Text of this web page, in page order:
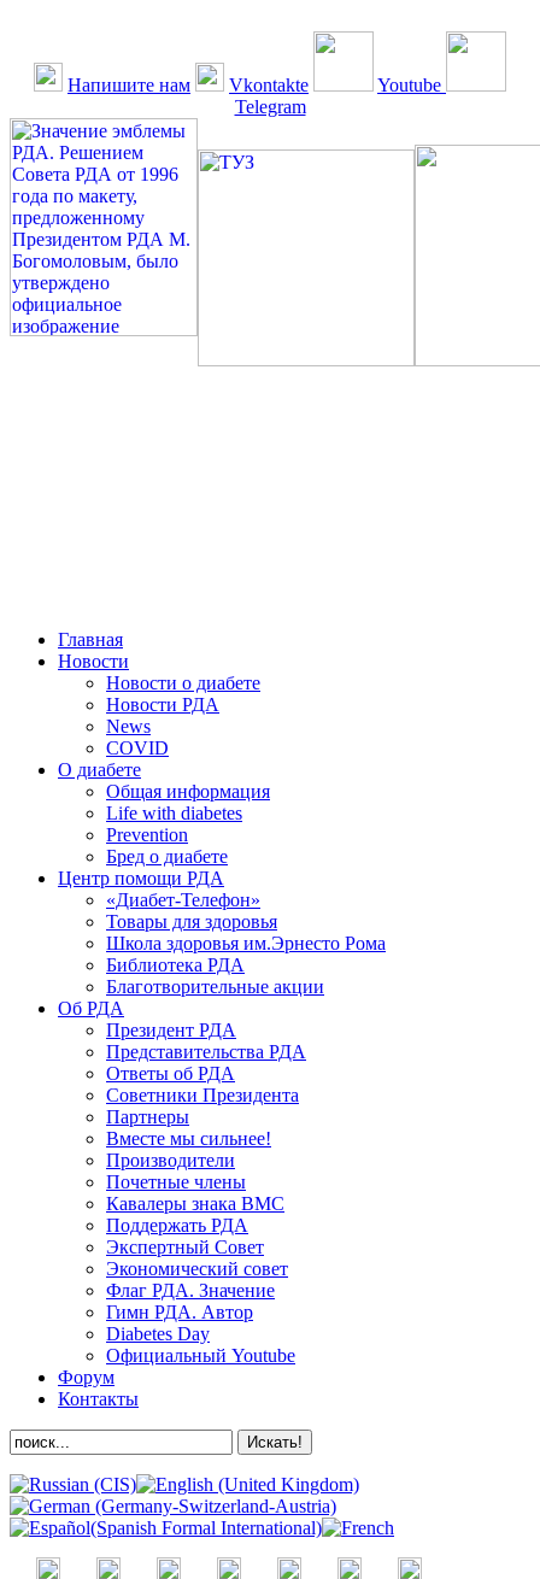
Напишите нам Vkontakte
Youtube
Telegram
Главная
Новости
Новости о диабете
Новости РДА
News
COVID
О диабете
Общая информация
Life with diabetes
Prevention
Бред о диабете
Центр помощи РДА
«Диабет-Телефон»
Товары для здоровья
Школа здоровья им.Эрнесто Рома
Библиотека РДА
Благотворительные акции
Об РДА
Президент РДА
Представительства РДА
Ответы об РДА
Советники Президента
Партнеры
Вместе мы сильнее!
Производители
Почетные члены
Кавалеры знака ВМС
Поддержать РДА
Экспертный Совет
Экономический совет
Флаг РДА. Значение
Гимн РДА. Автор
Diabetes Day
Официальный Youtube
Форум
Контакты